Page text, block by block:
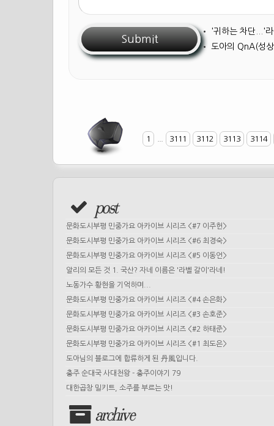
• '귀하는 차단...'
• 도아의 QnA(성
1 3111 3112 3113 3114
post
문화도시부평 민중가요 아카이브 시리즈 <#7 이주헌>
문화도시부평 민중가요 아카이브 시리즈 <#6 최경숙>
문화도시부평 민중가요 아카이브 시리즈 <#5 이동언>
알리의 모든 것 1. 국산? 자네 이름은 '라벨 갈이'라네!
노동가수 황현을 기억하며...
문화도시부평 민중가요 아카이브 시리즈 <#4 손은화>
문화도시부평 민중가요 아카이브 시리즈 <#3 손호준>
문화도시부평 민중가요 아카이브 시리즈 <#2 하태준>
문화도시부평 민중가요 아카이브 시리즈 <#1 최도은>
도아님의 블로그에 합류하게 된 丹風입니다.
충주 순대국 사대천왕 - 충주이야기 79
대한곱창 밀키트, 소주를 부르는 맛!
archive